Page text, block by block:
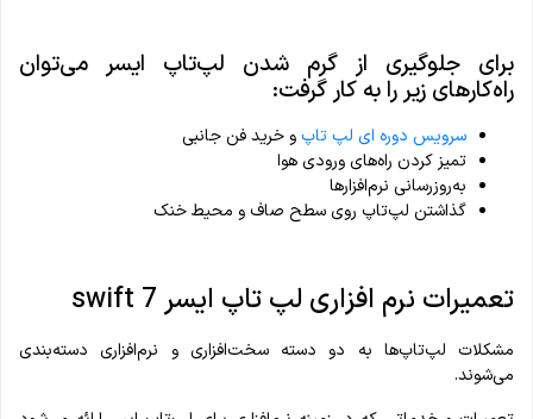
برای جلوگیری از گرم شدن لپ‌تاپ ایسر می‌توان
راه‌کارهای زیر را به کار گرفت:
سرویس دوره ای لپ تاپ و خرید فن جانبی
تمیز کردن راه‌های ورودی هوا
به‌روزرسانی نرم‌افزارها
گذاشتن لپ‌تاپ روی سطح صاف و محیط خنک
تعمیرات نرم افزاری لپ تاپ ایسر swift 7
مشکلات لپ‌تاپ‌ها به دو دسته سخت‌افزاری و نرم‌افزاری دسته‌بندی
می‌شوند.